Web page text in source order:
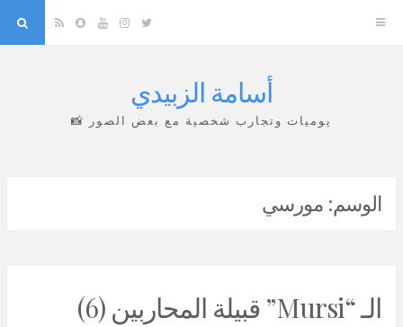
Twitter
Instagram
YouTube
Snapchat
RSS
أسامة الزبيدي
يوميات وتجارب شخصية مع بعض الصور 📸
الوسم: مورسي
الـ “Mursi” قبيلة المحاربين (6)